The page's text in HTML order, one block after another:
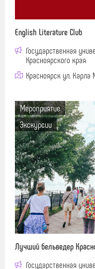
English Literature Club
Государственная
Красноярского края
Красноярск ул. Карла
Мероприятие
Экскурсии
Лучший бельведер
Государственная